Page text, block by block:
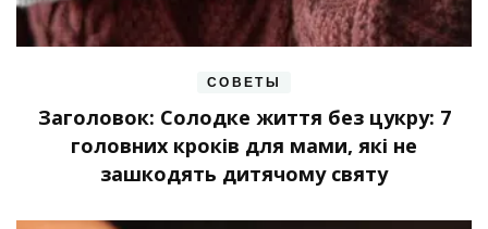
СОВЕТЫ
Заголовок: Солодке життя без цукру: 7
головних кроків для мами, які не
зашкодять дитячому святу